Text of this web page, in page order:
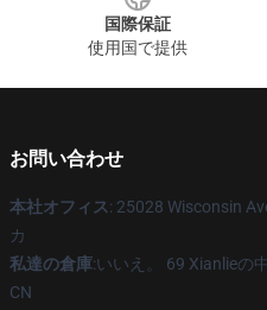
国際保証
使用国で提供
お問い合わせ
本社オフィス: 25028 Wisconsin
カ
私達の倉庫:いいえ。 69 Xianlieの
CN